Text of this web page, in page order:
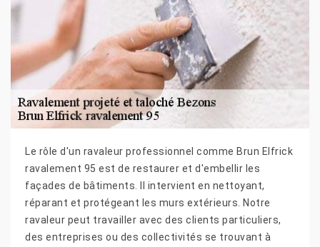
Le rôle d'un ravaleur professionnel comme Brun Elfrick
ravalement 95 est de restaurer et d'embellir les
façades de bâtiments. Il intervient en nettoyant,
réparant et protégeant les murs extérieurs. Notre
ravaleur peut travailler avec des clients particuliers,
des entreprises ou des collectivités se trouvant à